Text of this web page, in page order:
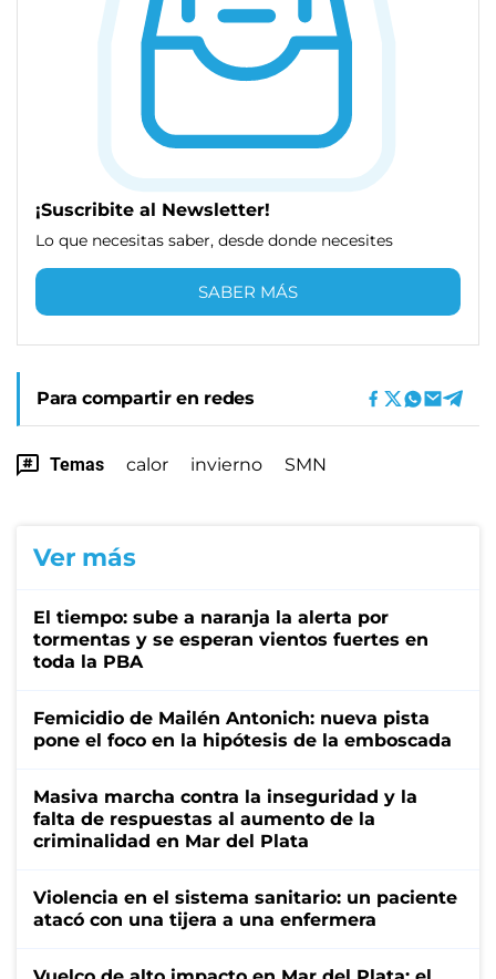
¡Suscribite al Newsletter!
Lo que necesitas saber, desde donde necesites
SABER MÁS
Para compartir en redes
Temas calor invierno SMN
Ver más
El tiempo: sube a naranja la alerta por
tormentas y se esperan vientos fuertes en
toda la PBA
Femicidio de Mailén Antonich: nueva pista
pone el foco en la hipótesis de la emboscada
Masiva marcha contra la inseguridad y la
falta de respuestas al aumento de la
criminalidad en Mar del Plata
Violencia en el sistema sanitario: un paciente
atacó con una tijera a una enfermera